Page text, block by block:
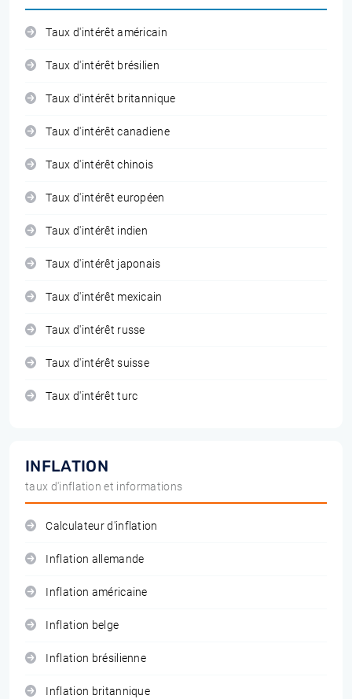
Taux d'intérêt américain
Taux d'intérêt brésilien
Taux d'intérêt britannique
Taux d'intérêt canadiene
Taux d'intérêt chinois
Taux d'intérêt européen
Taux d'intérêt indien
Taux d'intérêt japonais
Taux d'intérêt mexicain
Taux d'intérêt russe
Taux d'intérêt suisse
Taux d'intérêt turc
INFLATION
taux d'inflation et informations
Calculateur d'inflation
Inflation allemande
Inflation américaine
Inflation belge
Inflation brésilienne
Inflation britannique